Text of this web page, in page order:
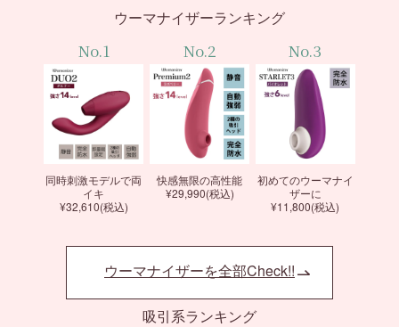
ウーマナイザーランキング
No.1
同時刺激モデルで両
イキ
¥32,610(税込)
No.2
快感無限の高性能
¥29,990(税込)
No.3
初めてのウーマナイ
ザーに
¥11,800(税込)
ウーマナイザーを全部Check!!
吸引系ランキング